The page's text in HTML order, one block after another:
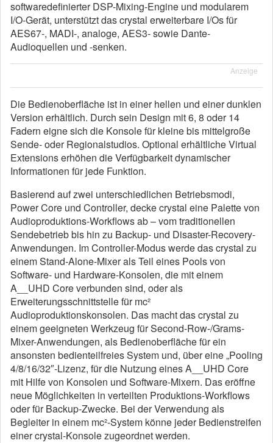
softwaredefinierter DSP-Mixing-Engine und modularem
I/O-Gerät, unterstützt das crystal erweiterbare I/Os für
AES67-, MADI-, analoge, AES3- sowie Dante-
Audioquellen und -senken.
Anzeige
Die Bedienoberfläche ist in einer hellen und einer dunklen
Version erhältlich. Durch sein Design mit 6, 8 oder 14
Fadern eigne sich die Konsole für kleine bis mittelgroße
Sende- oder Regionalstudios. Optional erhältliche Virtual
Extensions erhöhen die Verfügbarkeit dynamischer
Informationen für jede Funktion.
Basierend auf zwei unterschiedlichen Betriebsmodi,
Power Core und Controller, decke crystal eine Palette von
Audioproduktions-Workflows ab – vom traditionellen
Sendebetrieb bis hin zu Backup- und Disaster-Recovery-
Anwendungen. Im Controller-Modus werde das crystal zu
einem Stand-Alone-Mixer als Teil eines Pools von
Software- und Hardware-Konsolen, die mit einem
A__UHD Core verbunden sind, oder als
Erweiterungsschnittstelle für mc²
Audioproduktionskonsolen. Das macht das crystal zu
einem geeigneten Werkzeug für Second-Row-/Grams-
Mixer-Anwendungen, als Bedienoberfläche für ein
ansonsten bedienteilfreies System und, über eine „Pooling
4/8/16/32″-Lizenz, für die Nutzung eines A__UHD Core
mit Hilfe von Konsolen und Software-Mixern. Das eröffne
neue Möglichkeiten in verteilten Produktions-Workflows
oder für Backup-Zwecke. Bei der Verwendung als
Begleiter in einem mc²-System könne jeder Bedienstreifen
einer crystal-Konsole zugeordnet werden.